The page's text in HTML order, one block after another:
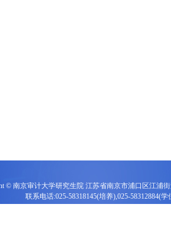
© 南京审计大学研究生院 江苏省南京市浦口区江浦
联系电话:025-58318145(培养),025-58312884(学